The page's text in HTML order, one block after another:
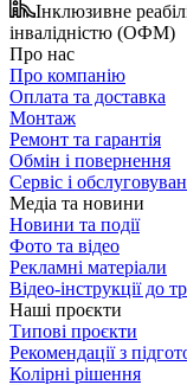
Інклюзивне
інвалідністю (ОФМ)
Про нас
Про компанію
Оплата та доставка
Монтаж
Ремонт та гарантія
Обмін і повернення
Сервіс і
Медіа та новини
Новини та події
Фото та відео
Рекламні матеріали
Відео-інструкції до
Наші проєкти
Типові проєкти
Рекомендації з
Колірні рішення